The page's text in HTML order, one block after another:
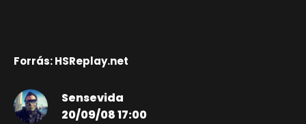
Forrás: HSReplay.net
Sensevida
20/09/08 17:00